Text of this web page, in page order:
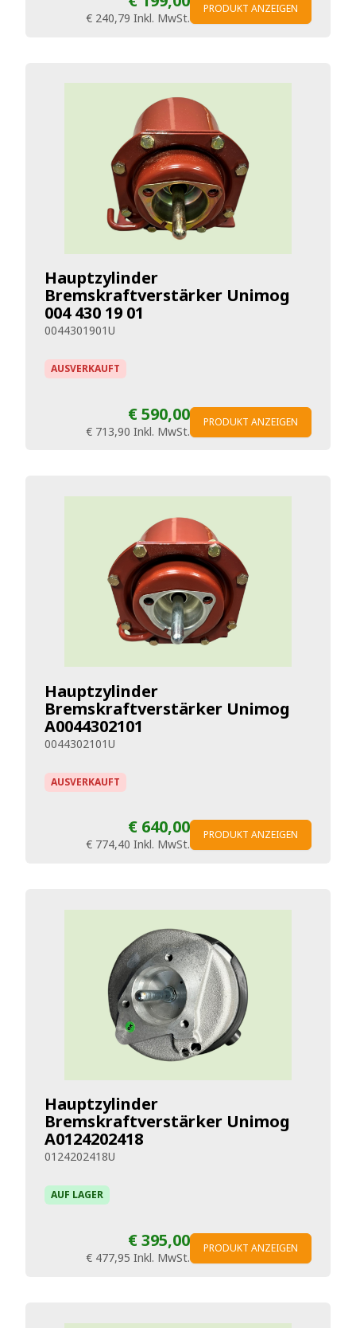
€ 240,79 Inkl. MwSt.
PRODUKT ANZEIGEN
Hauptzylinder
Bremskraftverstärker Unimog
004 430 19 01
0044301901U
AUSVERKAUFT
€ 590,00
€ 713,90 Inkl. MwSt.
PRODUKT ANZEIGEN
Hauptzylinder
Bremskraftverstärker Unimog
A0044302101
0044302101U
AUSVERKAUFT
€ 640,00
€ 774,40 Inkl. MwSt.
PRODUKT ANZEIGEN
Hauptzylinder
Bremskraftverstärker Unimog
A0124202418
0124202418U
AUF LAGER
€ 395,00
€ 477,95 Inkl. MwSt.
PRODUKT ANZEIGEN